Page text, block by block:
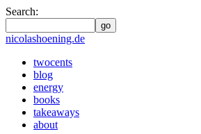
Search:
go
nicolashoening.de
twocents
blog
energy
books
takeaways
about